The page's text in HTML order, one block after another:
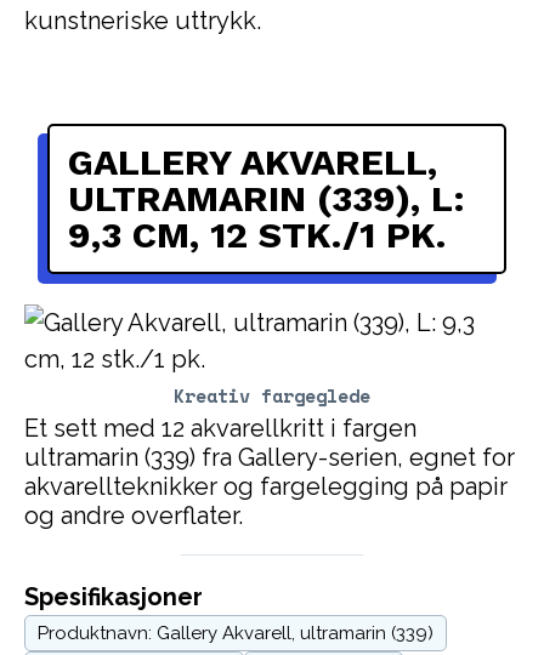
kunstneriske uttrykk.
Kreativ fargeglede
GALLERY AKVARELL,
ULTRAMARIN (339), L:
9,3 CM, 12 STK./1 PK.
Et sett med 12 akvarellkritt i fargen
ultramarin (339) fra Gallery-serien, egnet for
akvarellteknikker og fargelegging på papir
og andre overflater.
Spesifikasjoner
Produktnavn: Gallery Akvarell, ultramarin (339)